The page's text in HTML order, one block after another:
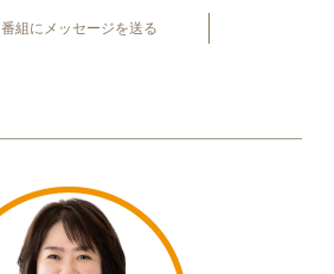
番組にメッセージを送る